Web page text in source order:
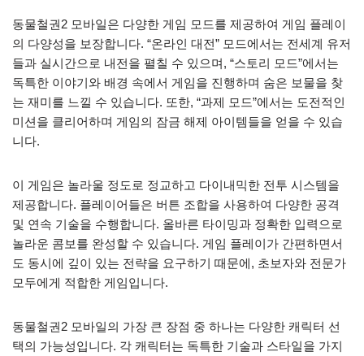
동물철권2 모바일은 다양한 게임 모드를 제공하여 게임 플레이
의 다양성을 보장합니다. “온라인 대전” 모드에서는 전세계 유저
들과 실시간으로 내전을 펼칠 수 있으며, “스토리 모드”에서는
독특한 이야기와 배경 속에서 게임을 진행하며 숨은 보물을 찾
는 재미를 느낄 수 있습니다. 또한, “과제 모드”에서는 도전적인
미션을 클리어하며 게임의 잠금 해제 아이템들을 얻을 수 있습
니다.
이 게임은 놀라울 정도로 정교하고 다이내믹한 전투 시스템을
제공합니다. 플레이어들은 버튼 조합을 사용하여 다양한 공격
및 연속 기술을 수행합니다. 올바른 타이밍과 정확한 입력으로
놀라운 콤보를 완성할 수 있습니다. 게임 플레이가 간편하면서
도 동시에 깊이 있는 전략을 요구하기 때문에, 초보자와 전문가
모두에게 적합한 게임입니다.
동물철권2 모바일의 가장 큰 장점 중 하나는 다양한 캐릭터 선
택의 가능성입니다. 각 캐릭터는 독특한 기술과 스타일을 가지